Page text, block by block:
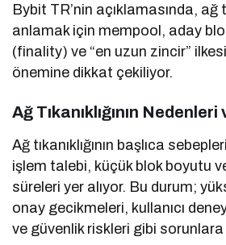
Bybit TR’nin açıklamasında, ağ
anlamak için mempool, aday
(finality) ve “en uzun zincir”
önemine dikkat çekiliyor.
Ağ Tıkanıklığının
Ağ tıkanıklığının başlıca
işlem talebi, küçük blok boyutu
süreleri yer alıyor. Bu durum;
onay gecikmeleri, kullanıcı
ve güvenlik riskleri gibi